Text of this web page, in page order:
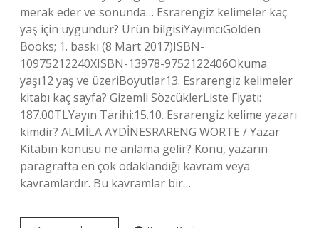
merak eder ve sonunda… Esrarengiz kelimeler kaç
yaş için uygundur? Ürün bilgisiYayımcı‎Golden
Books; 1. baskı (8 Mart 2017)ISBN-
10‎975212240XISBN-13‎978-9752122406Okuma
yaşı‎12 yaş ve üzeriBoyutlar‎13. Esrarengiz kelimeler
kitabı kaç sayfa? Gizemli SözcüklerListe Fiyatı:
187.00TLYayın Tarihi:15.10. Esrarengiz kelime yazarı
kimdir? ALMİLA AYDİNESRARENG WORTE / Yazar
Kitabın konusu ne anlama gelir? Konu, yazarın
paragrafta en çok odaklandığı kavram veya
kavramlardır. Bu kavramlar bir…